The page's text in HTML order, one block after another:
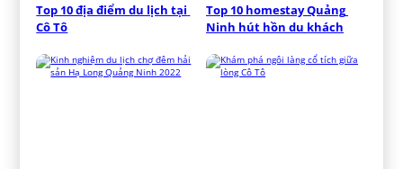
Top 10 địa điểm du lịch tại
Cô Tô
Top 10 homestay Quảng
Ninh hút hồn du khách